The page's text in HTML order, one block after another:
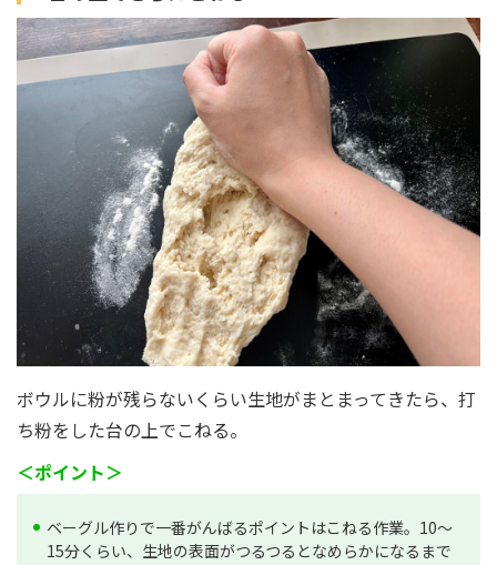
ボウルに粉が残らないくらい生地がまとまってきたら、打
ち粉をした台の上でこねる。
＜ポイント＞
ベーグル作りで一番がんばるポイントはこねる作業。10～
15分くらい、生地の表面がつるつるとなめらかになるまで